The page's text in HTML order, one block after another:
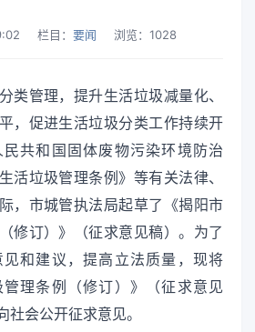
栏目： 要闻 浏览： 1028
类管理，提升生活垃圾减量化、
，促进生活垃圾分类工作持续开
共和国固体废物污染环境防治
活垃圾管理条例》等有关法律、
，市城管执法局起草了《揭阳市
修订）》（征求意见稿）。为了
和建议，提高立法质量，现将
管理条例（修订）》（征求意见
会公开征求意见。